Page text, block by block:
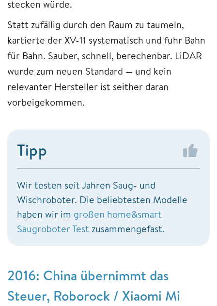
stecken würde.
Statt zufällig durch den Raum zu taumeln,
kartierte der XV-11 systematisch und fuhr Bahn
für Bahn. Sauber, schnell, berechenbar. LiDAR
wurde zum neuen Standard — und kein
relevanter Hersteller ist seither daran
vorbeigekommen.
Tipp
Wir testen seit Jahren Saug- und
Wischroboter. Die beliebtesten Modelle
haben wir im großen home&smart
Saugroboter Test zusammengefast.
2016: China übernimmt das
Steuer, Roborock / Xiaomi Mi